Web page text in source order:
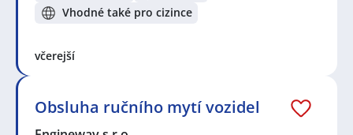
Vhodné také pro cizince
včerejší
Obsluha ručního mytí vozidel